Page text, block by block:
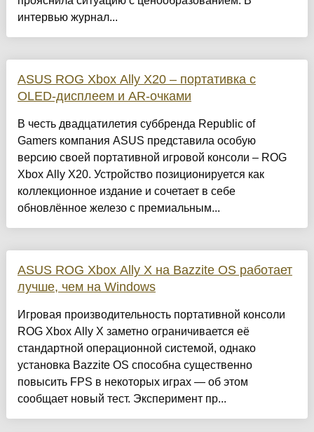
интервью журнал...
ASUS ROG Xbox Ally X20 – портативка с
OLED-дисплеем и AR-очками
В честь двадцатилетия суббренда Republic of
Gamers компания ASUS представила особую
версию своей портативной игровой консоли – ROG
Xbox Ally X20. Устройство позиционируется как
коллекционное издание и сочетает в себе
обновлённое железо с премиальным...
ASUS ROG Xbox Ally X на Bazzite OS работает
лучше, чем на Windows
Игровая производительность портативной консоли
ROG Xbox Ally X заметно ограничивается её
стандартной операционной системой, однако
установка Bazzite OS способна существенно
повысить FPS в некоторых играх — об этом
сообщает новый тест. Эксперимент пр...